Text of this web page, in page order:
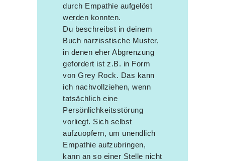
durch Empathie aufgelöst
werden konnten.
Du beschreibst in deinem
Buch narzisstische Muster,
in denen eher Abgrenzung
gefordert ist z.B. in Form
von Grey Rock. Das kann
ich nachvollziehen, wenn
tatsächlich eine
Persönlichkeitsstörung
vorliegt. Sich selbst
aufzuopfern, um unendlich
Empathie aufzubringen,
kann an so einer Stelle nicht